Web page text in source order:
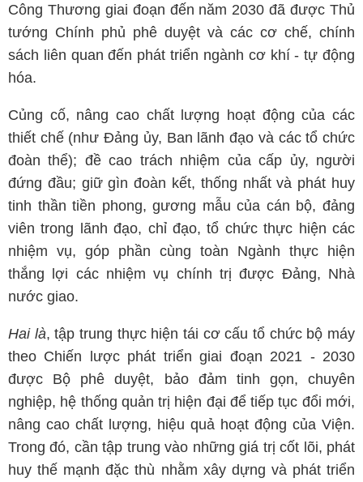
Công Thương giai đoạn đến năm 2030 đã được Thủ
tướng Chính phủ phê duyệt và các cơ chế, chính
sách liên quan đến phát triển ngành cơ khí - tự động
hóa.
Củng cố, nâng cao chất lượng hoạt động của các
thiết chế (như Đảng ủy, Ban lãnh đạo và các tổ chức
đoàn thể); đề cao trách nhiệm của cấp ủy, người
đứng đầu; giữ gìn đoàn kết, thống nhất và phát huy
tinh thần tiền phong, gương mẫu của cán bộ, đảng
viên trong lãnh đạo, chỉ đạo, tổ chức thực hiện các
nhiệm vụ, góp phần cùng toàn Ngành thực hiện
thắng lợi các nhiệm vụ chính trị được Đảng, Nhà
nước giao.
Hai là, tập trung thực hiện tái cơ cấu tổ chức bộ máy
theo Chiến lược phát triển giai đoạn 2021 - 2030
được Bộ phê duyệt, bảo đảm tinh gọn, chuyên
nghiệp, hệ thống quản trị hiện đại để tiếp tục đổi mới,
nâng cao chất lượng, hiệu quả hoạt động của Viện.
Trong đó, cần tập trung vào những giá trị cốt lõi, phát
huy thế mạnh đặc thù nhằm xây dựng và phát triển